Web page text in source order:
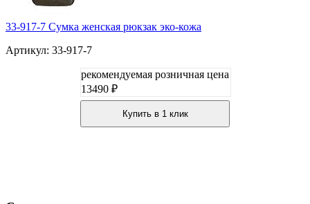
33-917-7 Сумка женская рюкзак эко-кожа
Артикул: 33-917-7
рекомендуемая розничная цена
13490 ₽
Купить в 1 клик